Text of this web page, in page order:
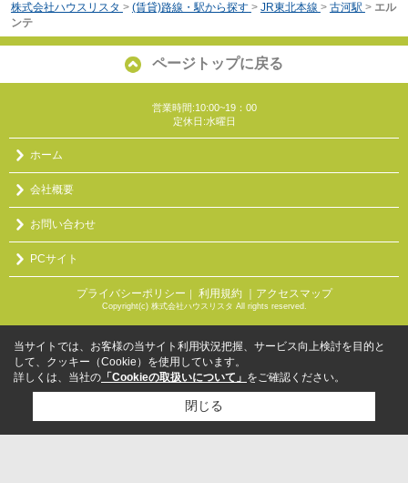
株式会社ハウスリスタ > (賃貸)路線・駅から探す > JR東北本線 > 古河駅 > エル
ンテ
ページトップに戻る
営業時間:10:00~19：00
定休日:水曜日
ホーム
会社概要
お問い合わせ
PCサイト
プライバシーポリシー 利用規約 ｜アクセスマップ
Copyright(c) 株式会社ハウスリスタ All rights reserved.
当サイトでは、お客様の当サイト利用状況把握、サービス向上検討を目的と
して、クッキー（Cookie）を使用しています。
詳しくは、当社の 「Cookieの取扱いについて」 をご確認ください。
閉じる